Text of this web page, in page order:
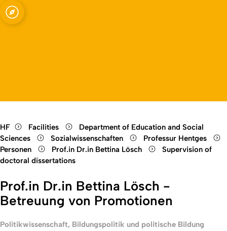
Open quicklink menu
HF Facilities
Department of Education and Social
Sciences
Sozialwissenschaften
Professur Hentges
Personen
Prof.in Dr.in Bettina Lösch
Supervision of
doctoral dissertations
Prof.in Dr.in Bettina Lösch -
Betreuung von Promotionen
Politikwissenschaft, Bildungspolitik und politische Bildung